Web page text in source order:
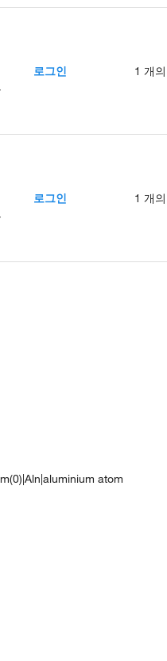
로그인 1 개
로그인 1 개
atom